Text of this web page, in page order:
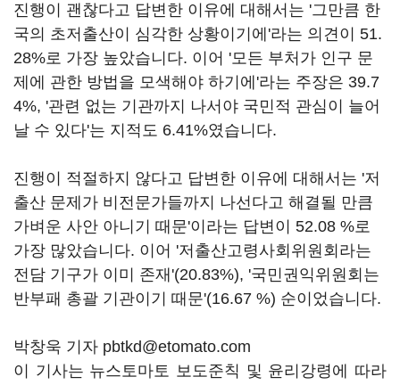
진행이 괜찮다고 답변한 이유에 대해서는 '그만큼 한
국의 초저출산이 심각한 상황이기에'라는 의견이 51.
28%로 가장 높았습니다. 이어 '모든 부처가 인구 문
제에 관한 방법을 모색해야 하기에'라는 주장은 39.7
4%, '관련 없는 기관까지 나서야 국민적 관심이 늘어
날 수 있다'는 지적도 6.41%였습니다.
진행이 적절하지 않다고 답변한 이유에 대해서는 '저
출산 문제가 비전문가들까지 나선다고 해결될 만큼
가벼운 사안 아니기 때문'이라는 답변이 52.08 %로
가장 많았습니다. 이어 '저출산고령사회위원회라는
전담 기구가 이미 존재'(20.83%), '국민권익위원회는
반부패 총괄 기관이기 때문'(16.67 %) 순이었습니다.
박창욱 기자 pbtkd@etomato.com
이 기사는 뉴스토마토 보도준칙 및 윤리강령에 따라